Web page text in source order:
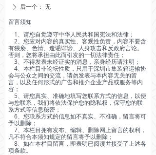
ꄲ 后一个： 无
留言须知
1、请您自觉遵守中华人民共和国宪法和法律；
2、您应对内容的真实性、客观性负责，内容不要含
有猥亵、色情、造谣诽谤、人身攻击和反政府言论。
否则，您将承担由此而引发的一切法律责任；
3、不得发表未经证实的消息，亲身经历请注明；
4、本栏目非论坛性质，只用于深圳市集装箱运输协
会与公众之间的交流，请勿发表与本内容无关的留
言，以及任何形式的广告和推介企业产品或服务等内
容；
5、请您真实、准确地填写您联系方式的信息，以便
与您联系，我们将依法保护您的隐私权，保守您的联
系方式等信息秘密；
6、您联系方式的信息如不真实、不准确，留言将可
予以删除；
7、本栏目拥有发布、编辑、删除网上留言的权利，
凡不符合本须知规定的留言将予以删除；
8、如在本栏目留言，即表明已阅读并接受了上述各
项条款。